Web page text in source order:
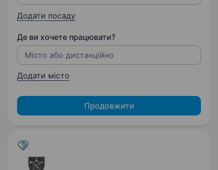
Додати посаду
Де ви хочете працювати?
Додати місто
Продовжити